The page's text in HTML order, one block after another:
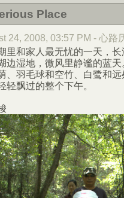
Place
24, 2008, 03:57 PM - 心路
和家人最无忧的一天，长
边湿地，微风里静谧的蓝天
羽毛球和空竹、白鹭和远
轻飘过的整个下午。